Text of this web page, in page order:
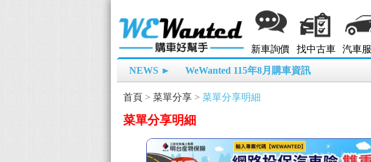
新車詢價 找中古車 汽車
NEWS ► WeWanted 115年8月購車資訊
首頁 > 菜單分享 > 菜單分享明細
菜單分享明細